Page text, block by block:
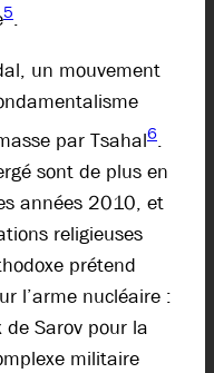
5.
un mouvement
par Tsahal6.
sont de plus en
années 2010, et
religieuses
prétend
l’arme nucléaire :
Sarov pour la
militaire